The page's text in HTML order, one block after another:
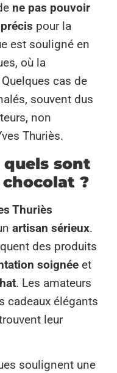
ne pas pouvoir
pour la
est souligné en
où la
cas de
souvent dus
non
Thuriès.
quels sont
?
Thuriès
artisan sérieux.
des produits
soignée et
. Les amateurs
cadeaux élégants
leur
soulignent une